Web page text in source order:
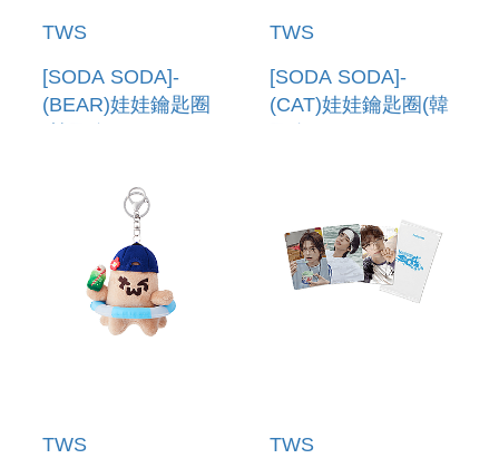
TWS
[SODA SODA]-
(BEAR)娃娃鑰匙圈
TWS
[SODA SODA]-
(CAT)娃娃鑰匙圈(韓
TWS
TWS